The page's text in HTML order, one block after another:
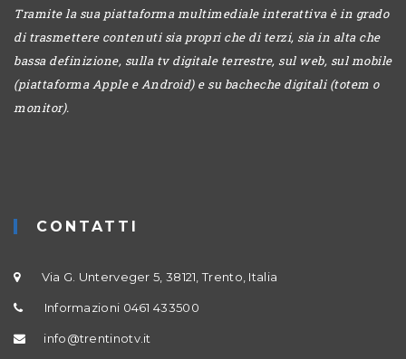
Tramite la sua piattaforma multimediale interattiva è in grado
di trasmettere contenuti sia propri che di terzi, sia in alta che
bassa definizione, sulla tv digitale terrestre, sul web, sul mobile
(piattaforma Apple e Android) e su bacheche digitali (totem o
monitor).
CONTATTI
Via G. Unterveger 5, 38121, Trento, Italia
Informazioni 0461 433500
info@trentinotv.it